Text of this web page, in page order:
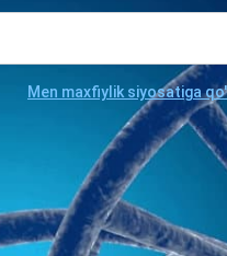
Men maxfiylik siyosatiga